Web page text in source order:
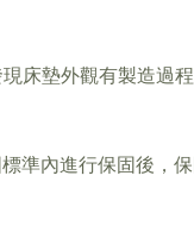
床墊外觀有製造過
準內進行保固後，